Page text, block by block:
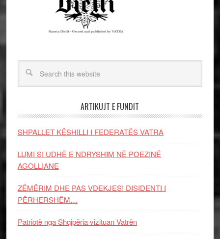
ARTIKUJT E FUNDIT
SHPALLET KËSHILLI I FEDERATËS VATRA
LUMI SI UDHË E NDRYSHIM NË POEZINË
AGOLLIANE
ZËMËRIM DHE PAS VDEKJES! DISIDENTI I
PËRHERSHËM…
Patriotë nga Shqipëria vizituan Vatrën